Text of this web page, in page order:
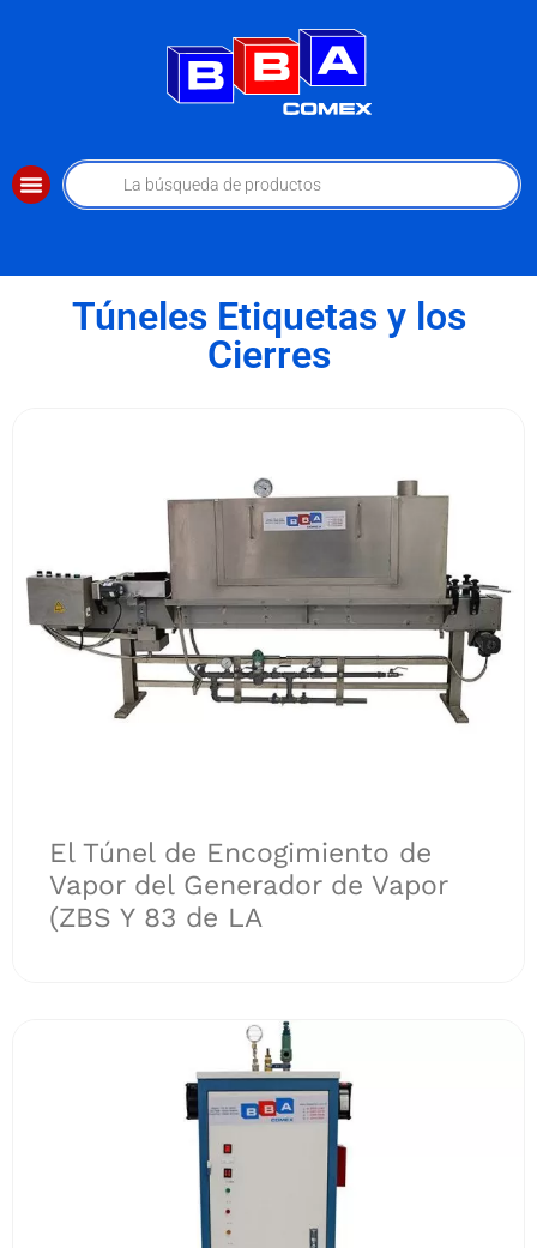
Túneles Etiquetas y los
Cierres
El Túnel de Encogimiento de
Vapor del Generador de Vapor
(ZBS Y 83 de LA